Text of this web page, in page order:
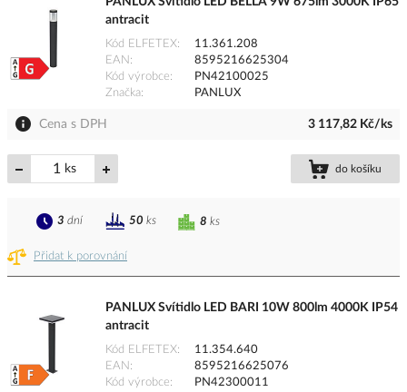
antracit
Kód ELFETEX
11.361.208
EAN
8595216625304
Kód výrobce
PN42100025
Značka
PANLUX
Cena s DPH 3 117,82 Kč/ks
ks do košíku
Přidat k porovnání
8 ks
3 dní 50 ks
PANLUX Svítidlo LED BARI 10W 800lm 4000K IP54
antracit
Kód ELFETEX
11.354.640
EAN
8595216625076
Kód výrobce
PN42300011